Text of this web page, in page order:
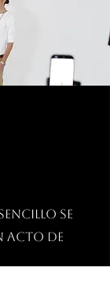
SE
ACTO DE